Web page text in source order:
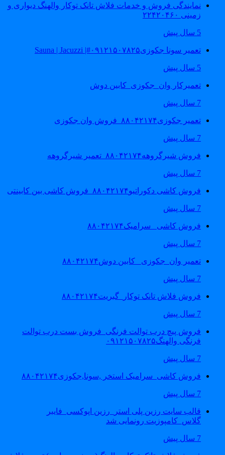
نمایندگی فروش و خدمات فلاش تانک توکار والهنگ دیواری و
زمینی ۲۲۴۲۰۴۶۰
تعمیر سونا جکوزی۰۹۱۲۱۵۰۷۸۲۵#| Sauna | Jacuzzi
تعمیرکار وان_جکوزی_کابین دوش
تعمیر جکوزی۸۸۰۴۲۱۷۴_فروش وان جکوزی
فروش شیرگروهه۸۸۰۴۲۱۷۴_تعمیر شیرگروهه
فروش کاشی دکوراتیو۸۸۰۴۲۱۷۴_فروش کاشی بین کابینتی
فروش کاشی _سرامیک۸۸۰۴۲۱۷۴
تعمیر وان_جکوزی_ کابین دوش۸۸۰۴۲۱۷۴
فروش فلاش تانک توکار_گبریت۸۸۰۴۲۱۷۴
فروش پیچ درب توالت فرنگی_فروش بست درب توالت
فرنگی والهنگ۰۹۱۲۱۵۰۷۸۲۵
فروش کاشی_سرامیک استخر ,سونا,جکوزی۸۸۰۴۲۱۷۴
قالب سایت رزین پلی استر_رزین اپوکسی_فایبر
گلاس_کامپوزیت رونمایی شد